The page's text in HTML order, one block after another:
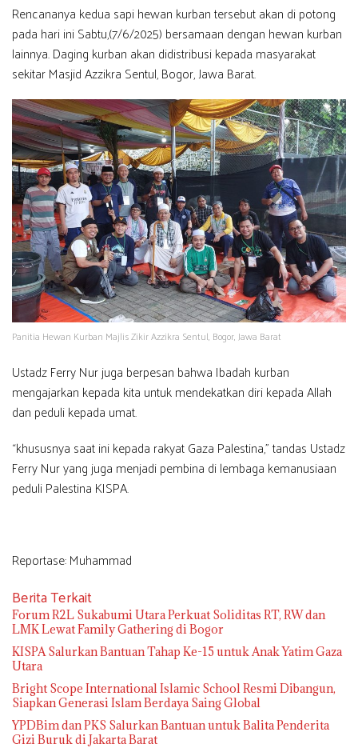
Rencananya kedua sapi hewan kurban tersebut akan di potong
pada hari ini Sabtu,(7/6/2025) bersamaan dengan hewan kurban
lainnya. Daging kurban akan didistribusi kepada masyarakat
sekitar Masjid Azzikra Sentul, Bogor, Jawa Barat.
Panitia Hewan Kurban Majlis Zikir Azzikra Sentul, Bogor, Jawa Barat
Ustadz Ferry Nur juga berpesan bahwa Ibadah kurban
mengajarkan kepada kita untuk mendekatkan diri kepada Allah
dan peduli kepada umat.
“khususnya saat ini kepada rakyat Gaza Palestina,” tandas Ustadz
Ferry Nur yang juga menjadi pembina di lembaga kemanusiaan
peduli Palestina KISPA.
Reportase: Muhammad
Berita Terkait
Forum R2L Sukabumi Utara Perkuat Soliditas RT, RW dan
LMK Lewat Family Gathering di Bogor
KISPA Salurkan Bantuan Tahap Ke-15 untuk Anak Yatim Gaza
Utara
Bright Scope International Islamic School Resmi Dibangun,
Siapkan Generasi Islam Berdaya Saing Global
YPDBim dan PKS Salurkan Bantuan untuk Balita Penderita
Gizi Buruk di Jakarta Barat